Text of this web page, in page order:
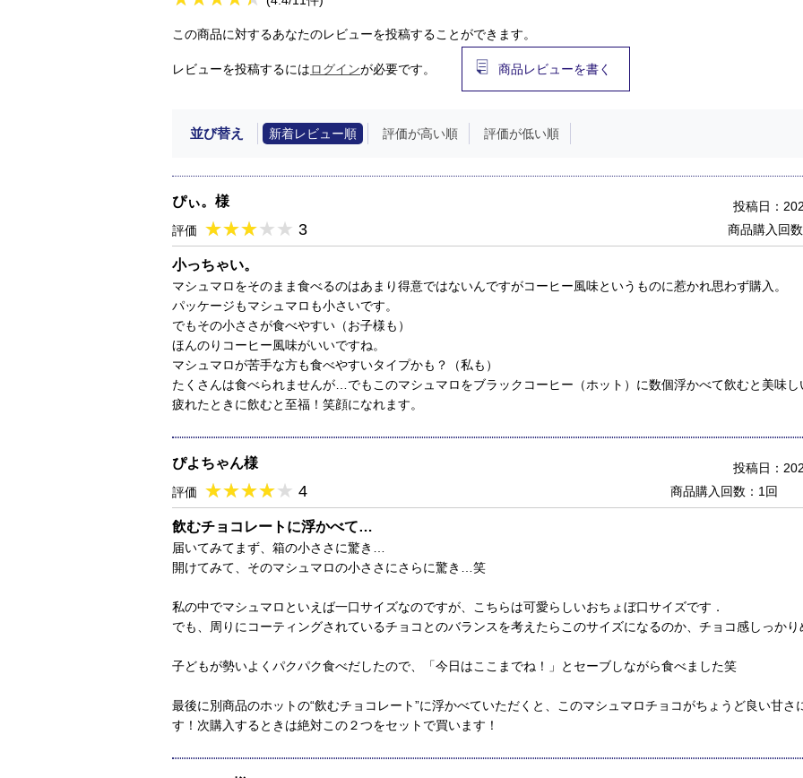
この商品に対するあなたのレビューを投稿することができます。
レビューを投稿するにはログインが必要です。 商品レビューを書く
並び替え 新着レビュー順 評価が高い順 評価が低い順
ぴぃ。様
評価 ★★★★★
★★★★★ 3
投稿日：
商品購入回
小っちゃい。
マシュマロをそのまま食べるのはあまり得意ではないんですがコーヒー風味というものに惹かれ思わず購入。
パッケージもマシュマロも小さいです。
でもその小ささが食べやすい（お子様も）
ほんのりコーヒー風味がいいですね。
マシュマロが苦手な方も食べやすいタイプかも？（私も）
たくさんは食べられませんが…でもこのマシュマロをブラックコーヒー（ホット）に数個浮かべて飲むと美味
疲れたときに飲むと至福！笑顔になれます。
ぴよちゃん様
評価 ★★★★★
★★★★★ 4
投稿日：
商品購入回数：1回
飲むチョコレートに浮かべて…
届いてみてまず、箱の小ささに驚き…
開けてみて、そのマシュマロの小ささにさらに驚き…笑
私の中でマシュマロといえば一口サイズなのですが、こちらは可愛らしいおちょぼ口サイズです．
でも、周りにコーティングされているチョコとのバランスを考えたらこのサイズになるのか、チョコ感しっか
子どもが勢いよくパクパク食べだしたので、「今日はここまでね！」とセーブしながら食べました笑
最後に別商品のホットの“飲むチョコレート”に浮かべていただくと、このマシュマロチョコがちょうど良い甘
す！次購入するときは絶対この２つをセットで買います！